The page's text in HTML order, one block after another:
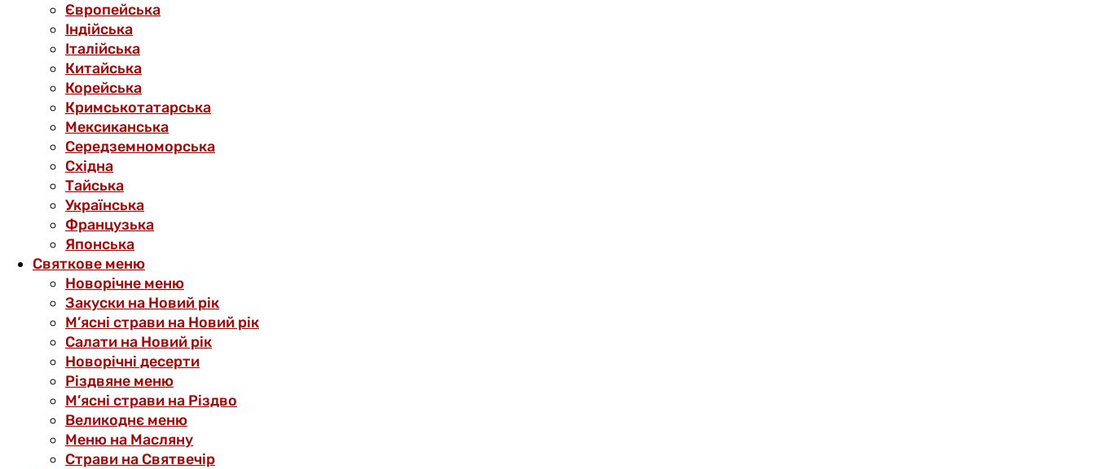
Європейська
Індійська
Італійська
Китайська
Корейська
Кримськотатарська
Мексиканська
Середземноморська
Східна
Тайська
Українська
Французька
Японська
Святкове меню
Новорічне меню
Закуски на Новий рік
М’ясні страви на Новий рік
Салати на Новий рік
Новорічні десерти
Різдвяне меню
М’ясні страви на Різдво
Великоднє меню
Меню на Масляну
Страви на Святвечір